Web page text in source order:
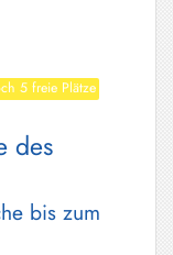
5 freie Plätze
des
bis zum